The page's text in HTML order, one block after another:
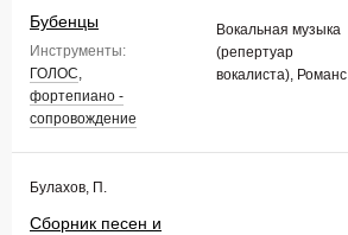
Бубенцы
Инструменты:
ГОЛОС,
фортепиано -
сопровождение
Вокальная музыка
(репертуар
вокалиста), Романс
Булахов, П.
Сборник песен и